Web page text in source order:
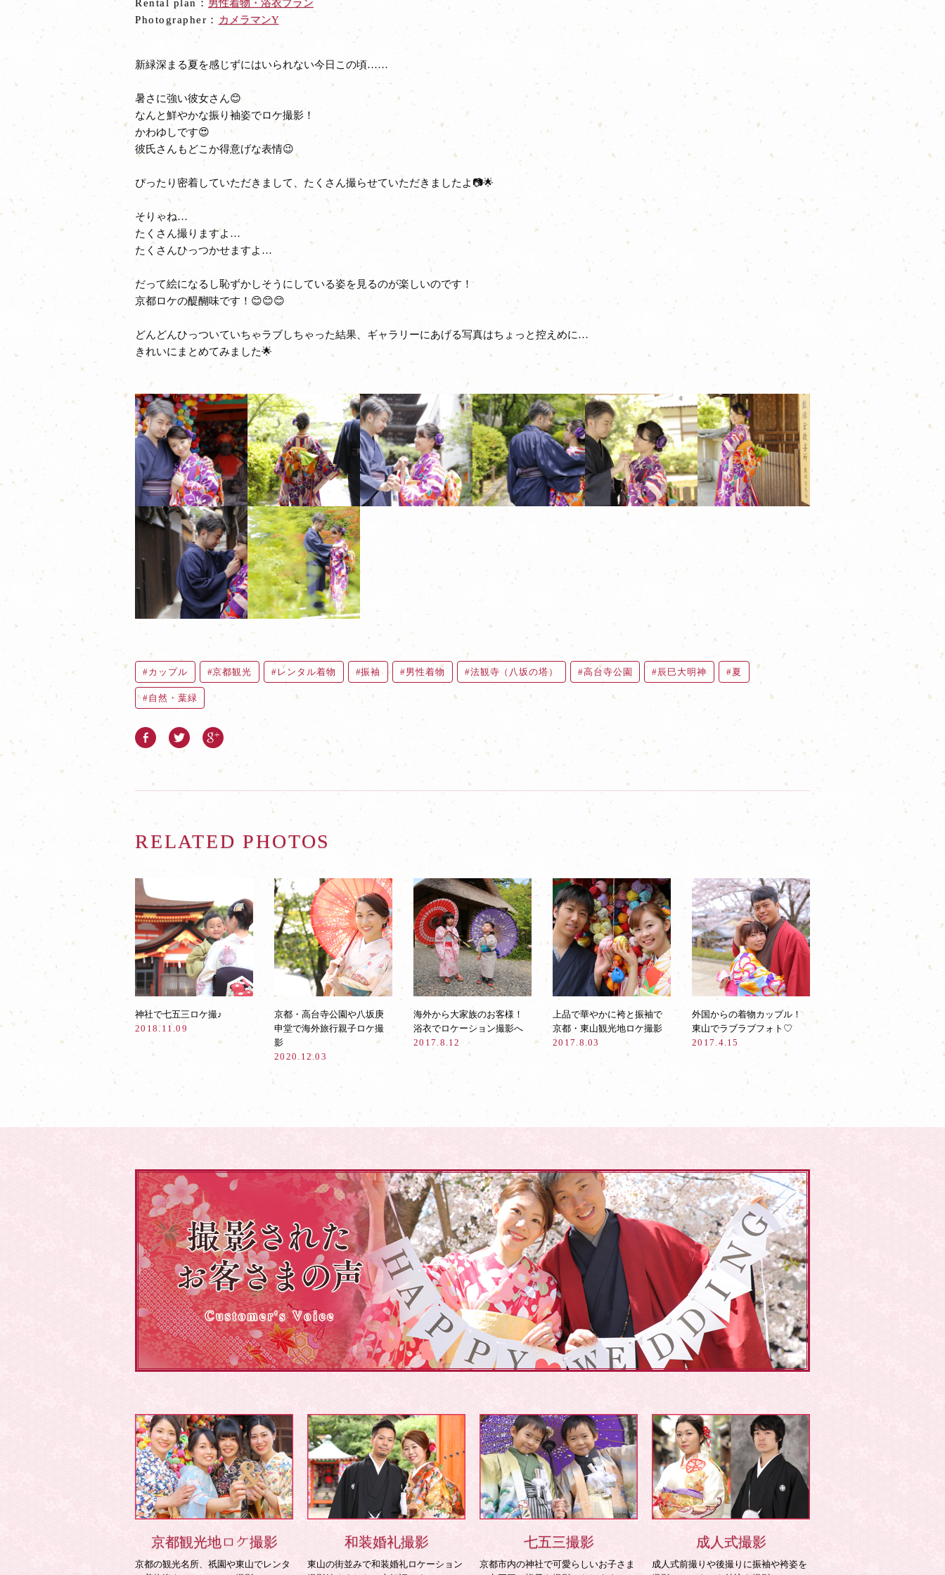
Rental plan： 男性着物・浴衣プラン
Photographer：
カメラマンY
新緑深まる夏を感じずにはいられない今日この頃……
暑さに強い彼女さん😊
なんと鮮やかな振り袖姿でロケ撮影！
かわゆしです😍
彼氏さんもどこか得意げな表情😉
ぴったり密着していただきまして、たくさん撮らせていただきましたよ📷🌟
そりゃね…
たくさん撮りますよ…
たくさんひっつかせますよ…
だって絵になるし恥ずかしそうにしている姿を見るのが楽しいのです！
京都ロケの醍醐味です！😊😊😊
どんどんひっついていちゃラブしちゃった結果、ギャラリーにあげる写真はちょっと控えめに…
きれいにまとめてみました🌟
カップル 京都観光 レンタル着物 振袖 男性着物 法観寺（八坂の塔） 高台寺公園 辰巳大明神 夏
自然・葉緑
RELATED PHOTOS
神社で七五三ロケ撮♪
2018.11.09
京都・高台寺公園や八坂庚
申堂で海外旅行親子ロケ撮
影
2020.12.03
海外から大家族のお客様！
浴衣でロケーション撮影へ
2017.8.12
上品で華やかに袴と振袖で
京都・東山観光地ロケ撮影
2017.8.03
外国からの着物カップル！
東山でラブラブフォト♡
2017.4.15
京都観光地ロケ撮影
京都の観光名所、祇園や東山でレンタ
和装婚礼撮影
東山の街並みで和装婚礼ロケーション
七五三撮影
京都市内の神社で可愛らしいお子さま
成人式撮影
成人式前撮りや後撮りに振袖や袴姿を